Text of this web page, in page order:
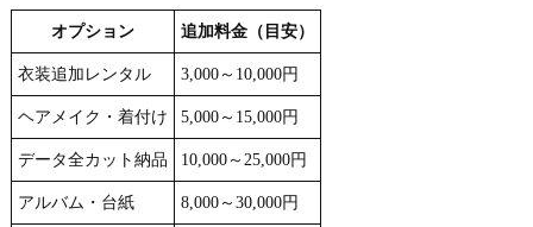
オプション 追加料金（目安）
衣装追加レンタル 3,000～10,000円
ヘアメイク・着付け 5,000～15,000円
データ全カット納品 10,000～25,000円
アルバム・台紙 8,000～30,000円